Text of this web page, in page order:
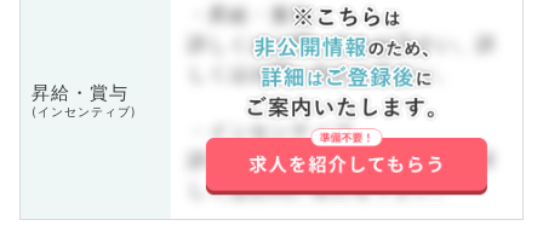
昇給・賞与
(インセンティブ)
・昇給・賞与
詳しくはお問い合わせ下さい。詳
しくはお問い合わせ下さい。
・インセンティブ
詳しくはお問い合わせ下さい。詳
しくはお問い合わせ下さい。